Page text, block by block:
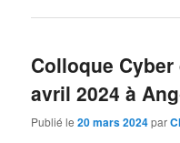
Colloque
avril 2024 à
Publié le20 mars 2024par